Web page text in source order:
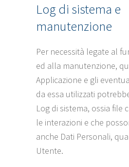
Log di sistema e
manutenzione
Per necessità legate al
ed alla manutenzione,
Applicazione e gli
da essa utilizzati
Log di sistema, ossia file
le interazioni e che
anche Dati Personali,
Utente.